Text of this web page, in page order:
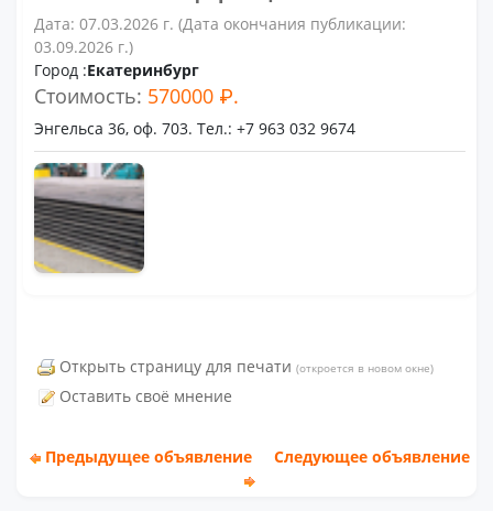
Дата: 07.03.2026 г. (Дата окончания публикации:
03.09.2026 г.)
Город :Екатеринбург
Стоимость: 570000 ₽.
Энгельса 36, оф. 703. Тел.: +7 963 032 9674
Открыть страницу для печати (откроется в новом окне)
Оставить своё мнение
Предыдущее объявление Следующее объявление